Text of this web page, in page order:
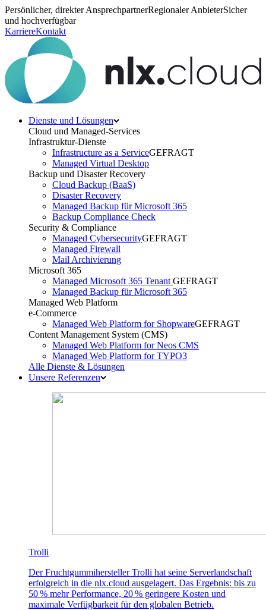
Persönlicher, direkter AnsprechpartnerRegionaler AnbieterSicher
und hochverfügbar
KarriereKontakt
Dienste und Lösungen
Cloud und Managed-Services
Infrastruktur-Dienste
Infrastructure as a ServiceGEFRAGT
Managed Virtual Desktop
Backup und Disaster Recovery
Cloud Backup (BaaS)
Disaster Recovery
Managed Backup für Microsoft 365
Backup Compliance Check
Security & Compliance
Managed CybersecurityGEFRAGT
Managed Firewall
Mail Archivierung
Microsoft 365
Managed Microsoft 365 Tenant GEFRAGT
Managed Backup für Microsoft 365
Managed Web Platform
e-Commerce
Managed Web Platform for ShopwareGEFRAGT
Content Management System (CMS)
Managed Web Platform for Neos CMS
Managed Web Platform for TYPO3
Alle Dienste & Lösungen
Unsere Referenzen
Trolli
Der Fruchtgummihersteller Trolli hat seine Serverlandschaft
erfolgreich in die nlx.cloud ausgelagert. Das Ergebnis: bis zu
50 % mehr Performance, 20 % geringere Kosten und
maximale Verfügbarkeit für den globalen Betrieb.